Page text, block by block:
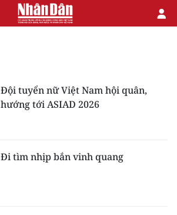
Đội tuyển nữ Việt Nam hội quân,
hướng tới ASIAD 2026
Đi tìm nhịp bắn vinh quang